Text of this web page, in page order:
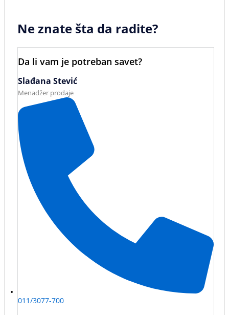
Ne znate šta da radite?
Da li vam je potreban savet?
Slađana Stević
Menadžer prodaje
011/3077-700